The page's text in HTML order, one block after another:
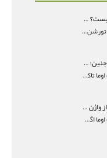
پیچ خوردگی تخمدان چیست؟ علائم اورژانسی، تشخیص و درمان تورشن تخمدان
پیچ خوردگی تخمدان یا تورشن تخمدان زمانی رخ می‌ده
تاکرولیموس در انتقال جنین؛ آیا شانس لانه‌گزینی را افزایش می‌دهد؟
نویسنده: گروه سلامت اوما تاکرولیموس در انتقال جنین
چرا شیاف پروژسترون از واژن بیرون می‌ریزد؟ میزان جذب و زمان صحیح مصرف
نویسنده: گروه سلامت اوما اگر بعد از گذاشتن شیاف پر